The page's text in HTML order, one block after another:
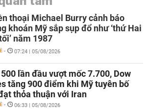
thoại Michael Burry cảnh báo
khoán Mỹ sắp sụp đổ như ‘thứ Hai
năm 1987
- 07:24 | 05/08/2026
lần đầu vượt mốc 7.700, Dow
tăng 900 điểm khi Mỹ tuyên bố
thỏa thuận với Iran
- 06:33 | 05/08/2026